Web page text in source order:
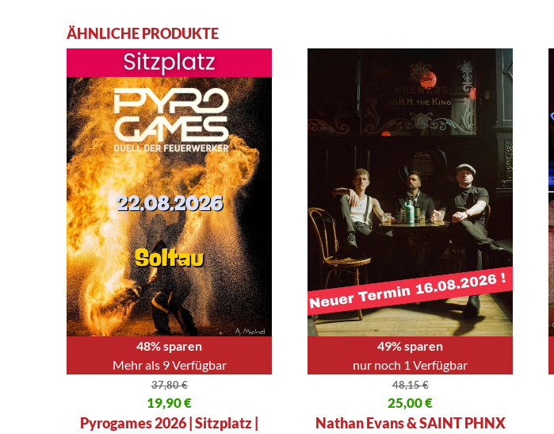
ÄHNLICHE PRODUKTE
48% sparen
Mehr als 9 Verfügbar
37,80€
Ursprünglicher Preis war: 37,80 €
19,90€
Aktueller Preis ist: 19,90 €.
Pyrogames 2026 | Sitzplatz |
49% sparen
nur noch 1 Verfügbar
48,15€
Ursprünglicher Preis war: 48,15 €
25,00€
Aktueller Preis ist: 25,00 €.
Nathan Evans & SAINT PHNX